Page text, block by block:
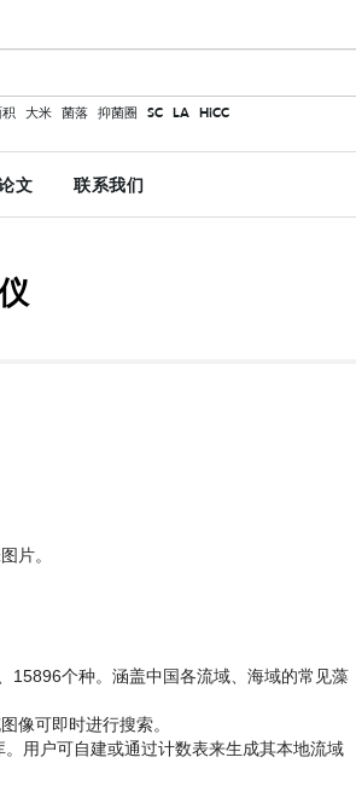
大米 菌落 抑菌圈 SC LA HiCC
文 联系我们
片。
15896个种。涵盖中国各流域、海域的常见藻
像可即时进行搜索。
用户可自建或通过计数表来生成其本地流域